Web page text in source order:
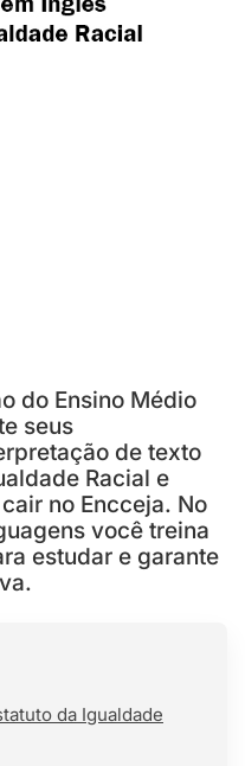
do Ensino Médio
seus
de texto
Racial e
no Encceja. No
você treina
estudar e garante
da Igualdade